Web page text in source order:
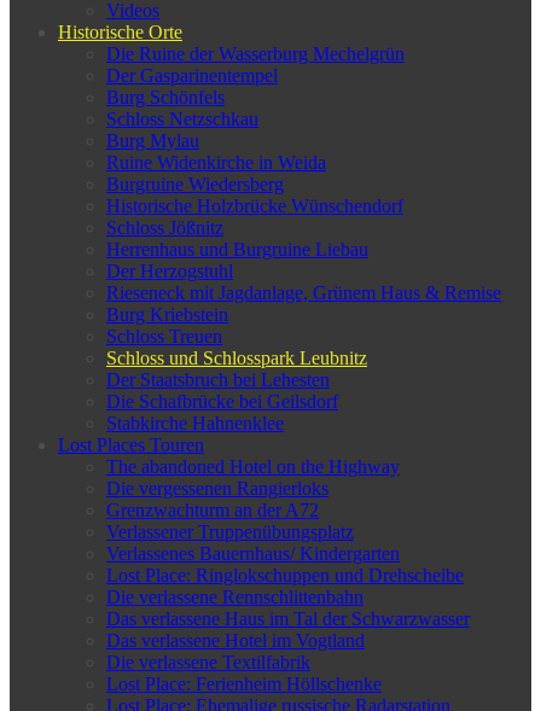
Videos
Historische Orte
Die Ruine der Wasserburg Mechelgrün
Der Gasparinentempel
Burg Schönfels
Schloss Netzschkau
Burg Mylau
Ruine Widenkirche in Weida
Burgruine Wiedersberg
Historische Holzbrücke Wünschendorf
Schloss Jößnitz
Herrenhaus und Burgruine Liebau
Der Herzogstuhl
Rieseneck mit Jagdanlage, Grünem Haus & Remise
Burg Kriebstein
Schloss Treuen
Schloss und Schlosspark Leubnitz
Der Staatsbruch bei Lehesten
Die Schafbrücke bei Geilsdorf
Stabkirche Hahnenklee
Lost Places Touren
The abandoned Hotel on the Highway
Die vergessenen Rangierloks
Grenzwachturm an der A72
Verlassener Truppenübungsplatz
Verlassenes Bauernhaus/ Kindergarten
Lost Place: Ringlokschuppen und Drehscheibe
Die verlassene Rennschlittenbahn
Das verlassene Haus im Tal der Schwarzwasser
Das verlassene Hotel im Vogtland
Die verlassene Textilfabrik
Lost Place: Ferienheim Höllschenke
Lost Place: Ehemalige russische Radarstation